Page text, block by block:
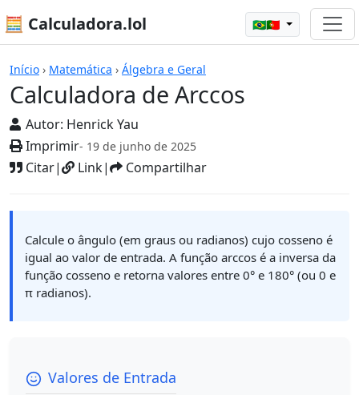
🧮 Calculadora.lol 🇧🇷🇵🇹
Início › Matemática › Álgebra e Geral
Calculadora de Arccos
Autor: Henrick Yau
Imprimir- 19 de junho de 2025
Citar| Link| Compartilhar
Calculadoras
Calcule o ângulo (em graus ou radianos) cujo cosseno é
igual ao valor de entrada. A função arccos é a inversa da
função cosseno e retorna valores entre 0° e 180° (ou 0 e
π radianos).
Valores de Entrada